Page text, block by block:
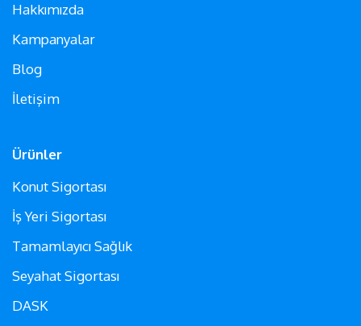
Hakkımızda
Kampanyalar
Blog
İletişim
Ürünler
Konut Sigortası
İş Yeri Sigortası
Tamamlayıcı Sağlık
Seyahat Sigortası
DASK